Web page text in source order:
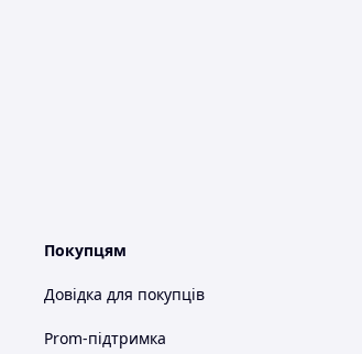
Покупцям
Довідка для покупців
Prom-підтримка